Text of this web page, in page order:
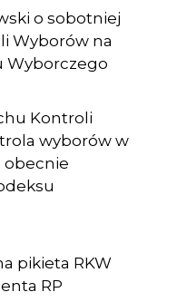
o sobotniej
Wyborów na
Wyborczego
Kontroli
wyborów w
obecnie
pikieta RKW
RP